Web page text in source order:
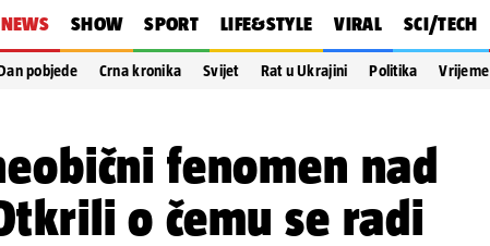
NEWS SHOW SPORT LIFE&STYLE VIRAL SCI/TECH
pobjede Crna kronika Svijet Rat u Ukrajini Politika Vrijeme
fenomen nad
o čemu se radi